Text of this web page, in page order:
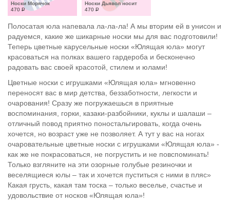
Носки Морячок
470 Р
Носки Дьявол носит
470 Р
Полосатая юла напевала ла-ла-ла! А мы вторим ей в унисон и
радуемся, какие же шикарные носки мы для вас подготовили!
Теперь цветные карусельные носки «Юлящая юла» могут
красоваться на полках вашего гардероба и бесконечно
радовать вас своей красотой, стилем и юлами!
Цветные носки с игрушками «Юлящая юла» мгновенно
переносят вас в мир детства, беззаботности, легкости и
очарования! Сразу же погружаешься в приятные
воспоминания, горки, казаки-разбойники, куклы и шалаши –
отличный повод приятно поностальгировать, когда очень
хочется, но возраст уже не позволяет. А тут у вас на ногах
очаровательные цветные носки с игрушками «Юлящая юла» -
как же не покрасоваться, не погрустить и не повспоминать!
Только взгляните на эти озорные голубые резиночки и
веселящиеся юлы – так и хочется пуститься с ними в пляс»
Какая грусть, какая там тоска – только веселье, счастье и
удовольствие от носков «Юлящая юла»!